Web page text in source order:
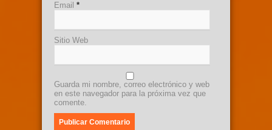
Email *
Sitio Web
Guarda mi nombre, correo electrónico y web
en este navegador para la próxima vez que
comente.